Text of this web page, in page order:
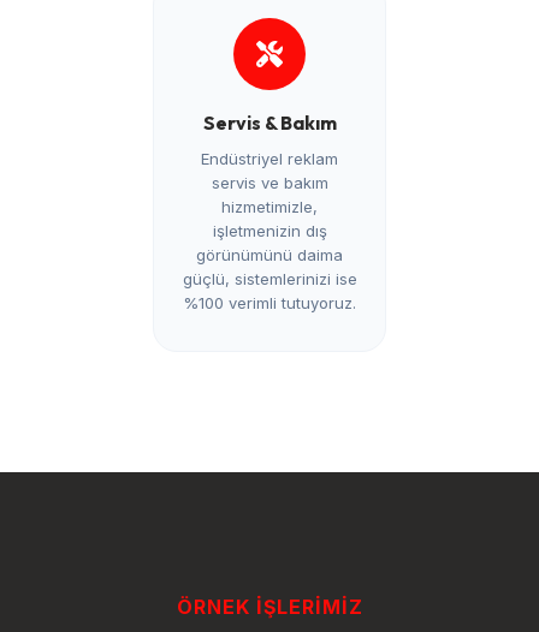
Servis & Bakım
Endüstriyel reklam
servis ve bakım
hizmetimizle,
işletmenizin dış
görünümünü daima
güçlü, sistemlerinizi ise
%100 verimli tutuyoruz.
ÖRNEK İŞLERIMIZ